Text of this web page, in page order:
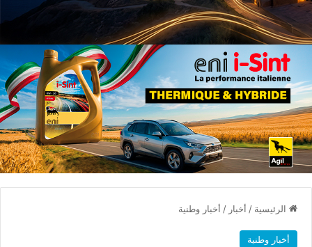
الرئيسية / أخبار / أخبار وطنية
أخبار وطنية